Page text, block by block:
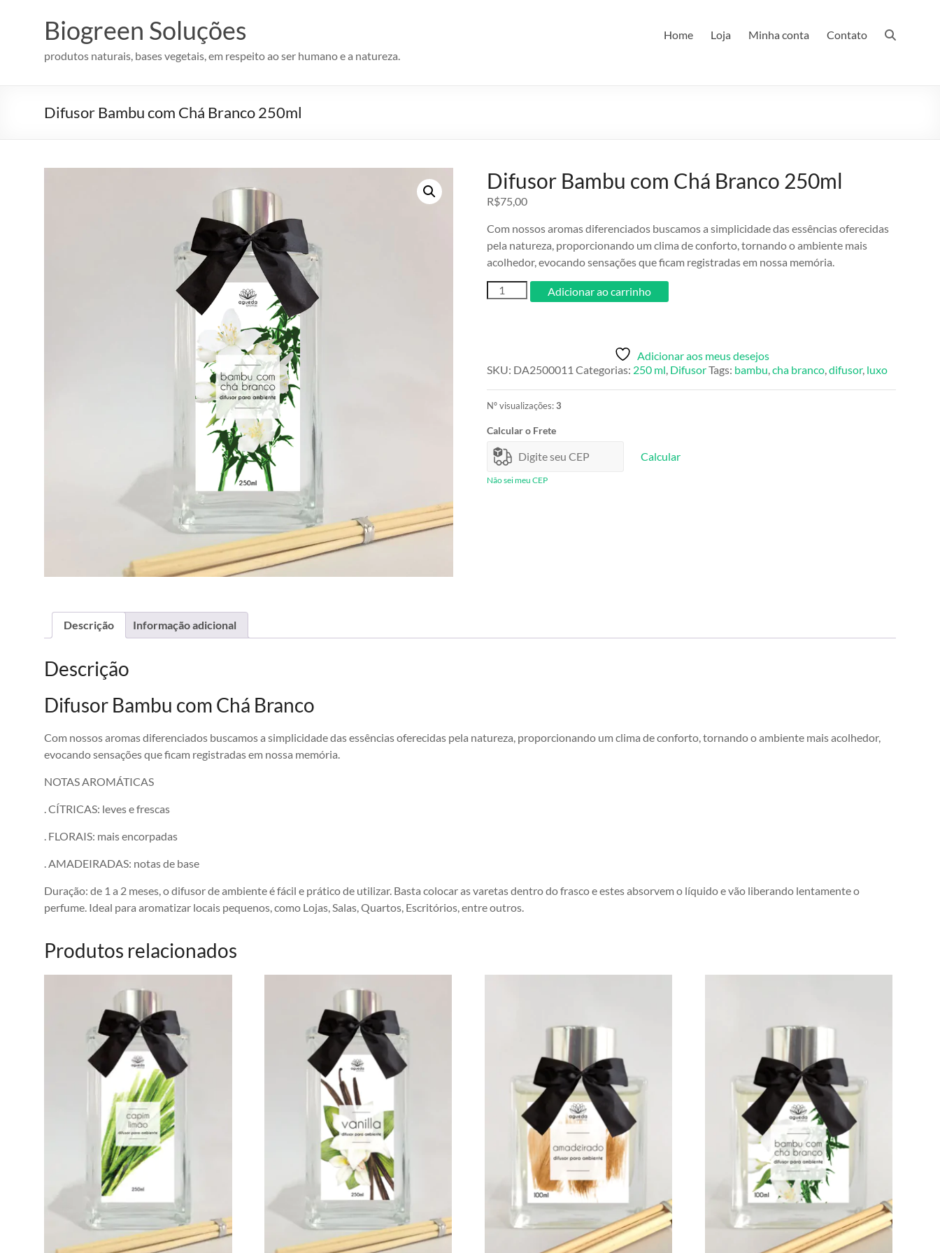
Biogreen Soluções
produtos naturais, bases vegetais, em respeito ao ser humano e a natureza.
Home Loja Minha conta Contato
Difusor Bambu com Chá Branco 250ml
Difusor Bambu com Chá Branco 250ml
R$75,00
Com nossos aromas diferenciados buscamos a simplicidade das essências oferecidas
pela natureza, proporcionando um clima de conforto, tornando o ambiente mais
acolhedor, evocando sensações que ficam registradas em nossa memória.
Difusor
Bambu
quantidade
Adicionar ao carrinho
Adicionar aos meus desejos
SKU: DA2500011 Categorias: 250 ml, DifusorTags: bambu,cha branco,difusor, luxo
Nº visualizações:3
Calcular o Frete
Calcular
Não sei meu CEP
Descrição Informação adicional
Descrição
Difusor Bambu com Chá Branco
Com nossos aromas diferenciados buscamos a simplicidade das essências oferecidas pela natureza, proporcionando um clima de conforto, tornando o ambiente mais acolhedor,
evocando sensações que ficam registradas em nossa memória.
NOTAS AROMÁTICAS
. CÍTRICAS: leves e frescas
. FLORAIS: mais encorpadas
. AMADEIRADAS: notas de base
Duração: de 1 a 2 meses, o difusor de ambiente é fácil e prático de utilizar. Basta colocar as varetas dentro do frasco e estes absorvem o líquido e vão liberando lentamente o
perfume. Ideal para aromatizar locais pequenos, como Lojas, Salas, Quartos, Escritórios, entre outros.
Produtos relacionados